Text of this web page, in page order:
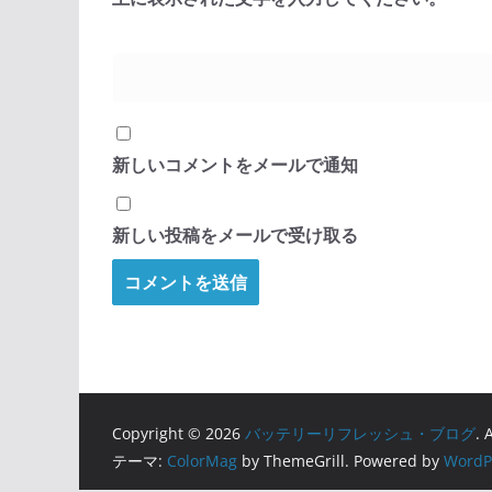
新しいコメントをメールで通知
新しい投稿をメールで受け取る
Copyright © 2026 バッテリーリフレッシュ・ブログ.
テーマ: ColorMag by ThemeGrill. Powered by